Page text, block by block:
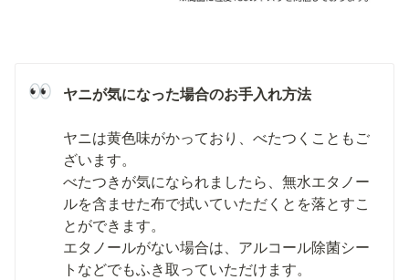
👀
ヤニは黄色味がかっており、べたつくこともご
ざいます。
べたつきが気になられましたら、無水エタノー
ルを含ませた布で拭いていただくとを落とすこ
とができます。
エタノールがない場合は、アルコール除菌シー
トなどでもふき取っていただけます。